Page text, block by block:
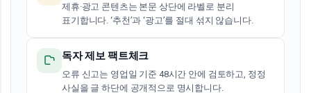
제휴·광고 콘텐츠는 본문 상단에 라벨로 분리
표기합니다. ‘추천’과 ‘광고’를 절대 섞지 않습니다.
독자 제보 팩트체크
오류 신고는 영업일 기준 48시간 안에 검토하고, 정정
사실을 글 하단에 공개적으로 명시합니다.